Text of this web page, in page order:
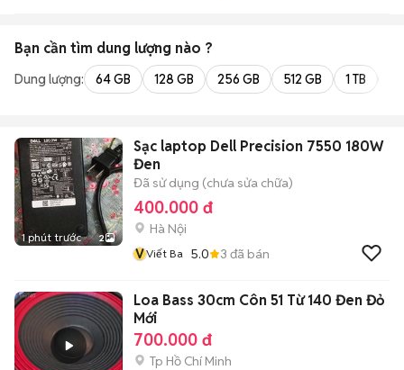
Bạn cần tìm dung lượng nào ?
Dung lượng: 64 GB 128 GB 256 GB 512 GB 1 TB
1 phút trước 2
Sạc laptop Dell Precision 7550 180W
Đen
Đã sử dụng (chưa sửa chữa)
400.000 đ
Hà Nội
VViết Ba 5.0 3 đã bán
Loa Bass 30cm Côn 51 Từ 140 Đen Đỏ
Mới
700.000 đ
Tp Hồ Chí Minh